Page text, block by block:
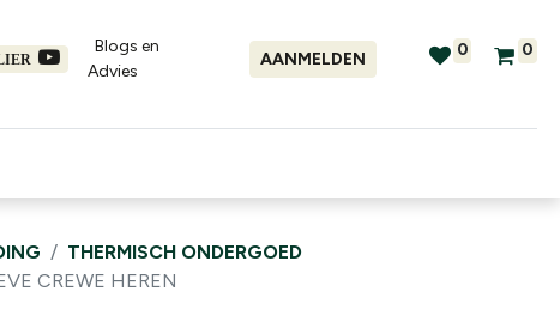
Blogs en
Advies​
AANMELDEN 0 0
THERMISCH ONDERGOED
CREWE HEREN